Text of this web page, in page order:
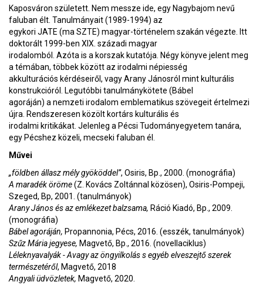
Kaposváron született. Nem messze ide, egy Nagybajom nevű
faluban élt. Tanulmányait (1989-1994) az
egykori JATE (ma SZTE) magyar-történelem szakán végezte. Itt
doktorált 1999-ben XIX. századi magyar
irodalomból. Azóta is a korszak kutatója. Négy könyve jelent meg
a témában, többek között az irodalmi népiesség
akkulturációs kérdéseiről, vagy Arany Jánosról mint kulturális
konstrukcióról. Legutóbbi tanulmánykötete (Bábel
agoráján) a nemzeti irodalom emblematikus szövegeit értelmezi
újra. Rendszeresen közölt kortárs kulturális és
irodalmi kritikákat. Jelenleg a Pécsi Tudományegyetem tanára,
egy Pécshez közeli, mecseki faluban él.
Művei
„földben állasz mély gyököddel”, Osiris, Bp., 2000. (monográfia)
A maradék öröme(Z. Kovács Zoltánnal közösen), Osiris-Pompeji,
Szeged, Bp, 2001. (tanulmányok)
Arany János és az emlékezet balzsama, Ráció Kiadó, Bp., 2009.
(monográfia)
Bábel agoráján, Propannonia, Pécs, 2016. (esszék, tanulmányok)
Szűz Mária jegyese, Magvető, Bp., 2016. (novellaciklus)
Léleknyavalyák - Avagy az öngyilkolás s egyéb elveszejtő szerek
természetéről, Magvető, 2018
Angyali üdvözletek, Magvető, 2020.